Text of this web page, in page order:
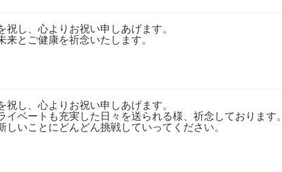
祝し、心よりお祝い申しあげます。
来とご健康を祈念いたします。
祝し、心よりお祝い申しあげます。
イベートも充実した日々を送られる様、祈念しております。
しいことにどんどん挑戦していってください。